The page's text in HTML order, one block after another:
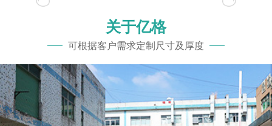
关于亿格
可根据客户需求定制尺寸及厚度